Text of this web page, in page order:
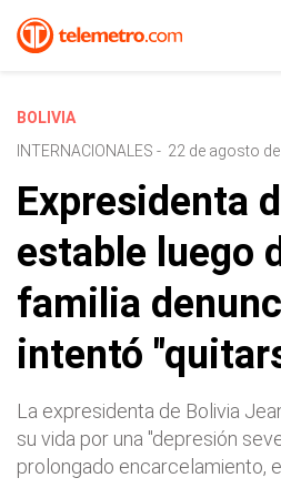
BOLIVIA
INTERNACIONALES - 22 de agosto
Expresidenta
estable luego
familia
intentó
La expresidenta de Bolivia
su vida por una "depresión
prolongado encarcelamiento,